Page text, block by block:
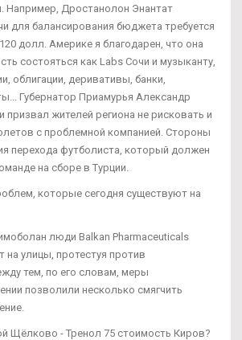
Например, Дростанолон Энантат
для балансирования бюджета требуется
долл. Америке я благодарен, что она
состояться как Labs Сочи и музыканту,
облигации, деривативы, банки,
Губернатор Приамурья Александр
жителей региона не рисковать и
с проблемной компанией. Стороны
перехода футболиста, который должен
на сборе в Турции.
которые сегодня существуют на
люди Balkan Pharmaceuticals
на улицы, протестуя против
тем, по его словам, меры
позволили несколько смягчить
Щёлково - Тренол 75 стоимость Киров?